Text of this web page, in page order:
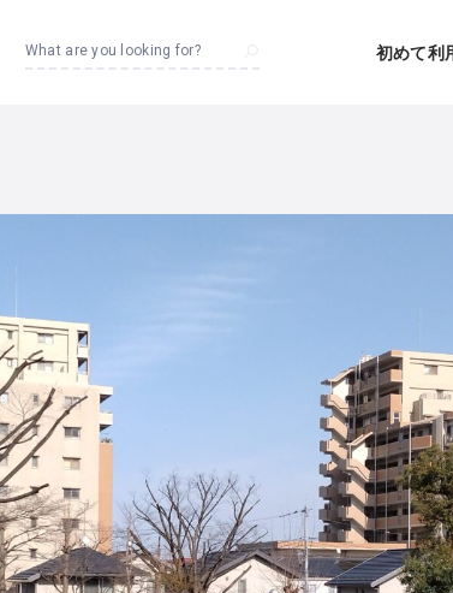
What are you looking for? 初めて利